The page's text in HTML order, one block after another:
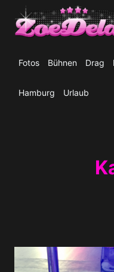
Inhalt
springen
Fotos Bühnen Drag
Hamburg Urlaub